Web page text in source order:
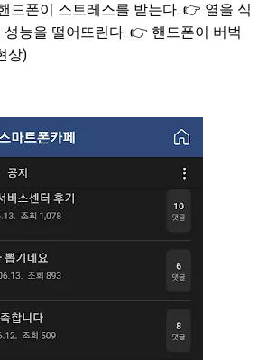
드폰이 스트레스를 받는다. 👉 열을 식
능을 떨어뜨린다. 👉 핸드폰이 버벅
상)